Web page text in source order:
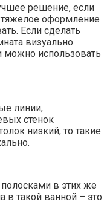
решение, если
тяжелое оформление
Если сделать
визуально
можно использовать
линии,
стенок
низкий, то такие
в этих же
в такой ванной – это